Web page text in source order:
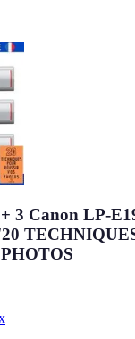
3 Canon LP-